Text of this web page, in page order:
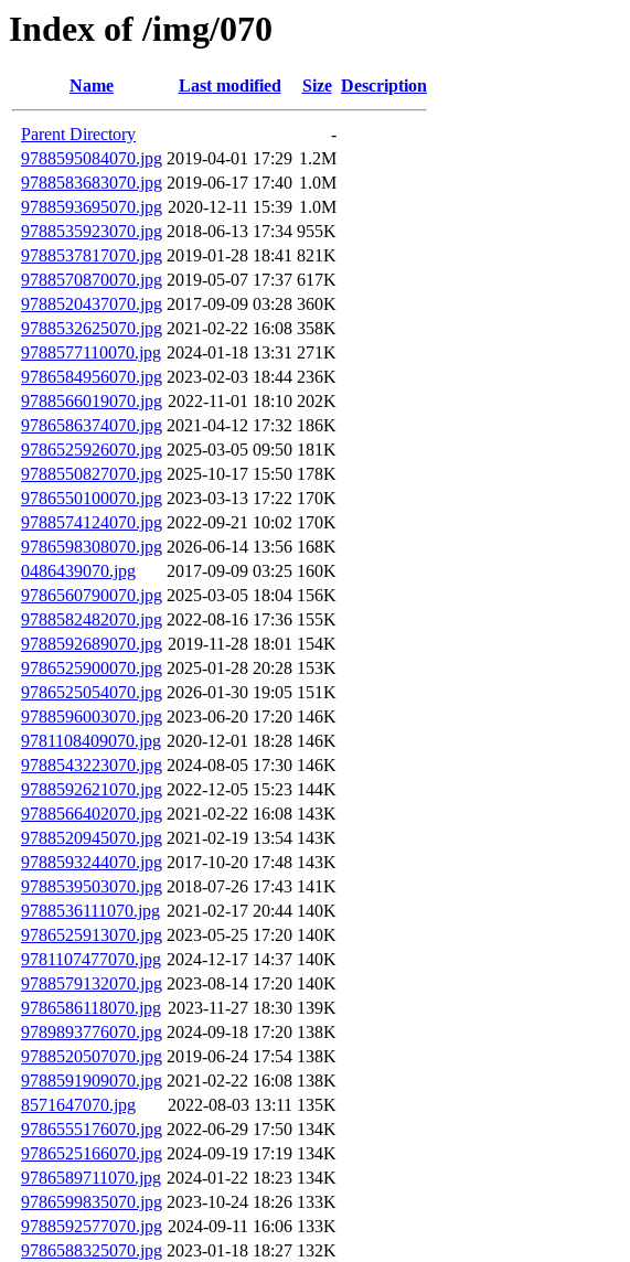
Index of /img/070
Name Last modified Size Description
Parent Directory
-
9788595084070.jpg 2019-04-01 17:29 1.2M
9788583683070.jpg 2019-06-17 17:40 1.0M
9788593695070.jpg 2020-12-11 15:39 1.0M
9788535923070.jpg 2018-06-13 17:34 955K
9788537817070.jpg 2019-01-28 18:41 821K
9788570870070.jpg 2019-05-07 17:37 617K
9788520437070.jpg 2017-09-09 03:28 360K
9788532625070.jpg 2021-02-22 16:08 358K
9788577110070.jpg 2024-01-18 13:31 271K
9786584956070.jpg 2023-02-03 18:44 236K
9788566019070.jpg 2022-11-01 18:10 202K
9786586374070.jpg 2021-04-12 17:32 186K
9786525926070.jpg 2025-03-05 09:50 181K
9788550827070.jpg 2025-10-17 15:50 178K
9786550100070.jpg 2023-03-13 17:22 170K
9788574124070.jpg 2022-09-21 10:02 170K
9786598308070.jpg 2026-06-14 13:56 168K
0486439070.jpg
2017-09-09 03:25 160K
9786560790070.jpg 2025-03-05 18:04 156K
9788582482070.jpg 2022-08-16 17:36 155K
9788592689070.jpg 2019-11-28 18:01 154K
9786525900070.jpg 2025-01-28 20:28 153K
9786525054070.jpg 2026-01-30 19:05 151K
9788596003070.jpg 2023-06-20 17:20 146K
9781108409070.jpg 2020-12-01 18:28 146K
9788543223070.jpg 2024-08-05 17:30 146K
9788592621070.jpg 2022-12-05 15:23 144K
9788566402070.jpg 2021-02-22 16:08 143K
9788520945070.jpg 2021-02-19 13:54 143K
9788593244070.jpg 2017-10-20 17:48 143K
9788539503070.jpg 2018-07-26 17:43 141K
9788536111070.jpg 2021-02-17 20:44 140K
9786525913070.jpg 2023-05-25 17:20 140K
9781107477070.jpg 2024-12-17 14:37 140K
9788579132070.jpg 2023-08-14 17:20 140K
9786586118070.jpg 2023-11-27 18:30 139K
9789893776070.jpg 2024-09-18 17:20 138K
9788520507070.jpg 2019-06-24 17:54 138K
9788591909070.jpg 2021-02-22 16:08 138K
8571647070.jpg
2022-08-03 13:11 135K
9786555176070.jpg 2022-06-29 17:50 134K
9786525166070.jpg 2024-09-19 17:19 134K
9786589711070.jpg 2024-01-22 18:23 134K
9786599835070.jpg 2023-10-24 18:26 133K
9788592577070.jpg 2024-09-11 16:06 133K
9786588325070.jpg 2023-01-18 18:27 132K